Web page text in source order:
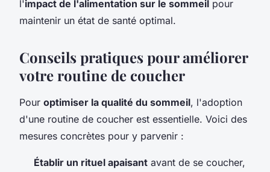
l'impact de l'alimentation sur le sommeil pour
maintenir un état de santé optimal.
Conseils pratiques pour améliorer
votre routine de coucher
Pour optimiser la qualité du sommeil, l'adoption
d'une routine de coucher est essentielle. Voici des
mesures concrètes pour y parvenir :
Établir un rituel apaisant avant de se coucher,